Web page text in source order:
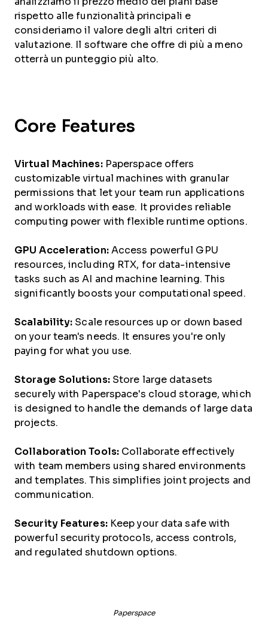
rispetto alle funzionalità principali e
consideriamo il valore degli altri criteri di
valutazione. Il software che offre di più a meno
otterrà un punteggio più alto.
Core Features
Virtual Machines:Paperspace offers
customizable virtual machines with granular
permissions that let your team run applications
and workloads with ease. It provides reliable
computing power with flexible runtime options.
GPU Acceleration:Access powerful GPU
resources, including RTX, for data-intensive
tasks such as AI and machine learning. This
significantly boosts your computational speed.
Scalability: Scale resources up or down based
on your team's needs. It ensures you're only
paying for what you use.
Storage Solutions:Store large datasets
securely with Paperspace's cloud storage, which
is designed to handle the demands of large data
projects.
Collaboration Tools: Collaborate effectively
with team members using shared environments
and templates. This simplifies joint projects and
communication.
Security Features:Keep your data safe with
powerful security protocols, access controls,
and regulated shutdown options.
Paperspace